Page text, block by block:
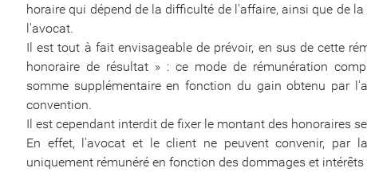
horaire qui dépend de la difficulté de l'affaire, ainsi que de
l'avocat.
Il est tout à fait envisageable de prévoir, en sus de cette
honoraire de résultat » : ce mode de rémunération
somme supplémentaire en fonction du gain obtenu par
convention.
Il est cependant interdit de fixer le montant des honoraires
En effet, l'avocat et le client ne peuvent convenir, par
uniquement rémunéré en fonction des dommages et